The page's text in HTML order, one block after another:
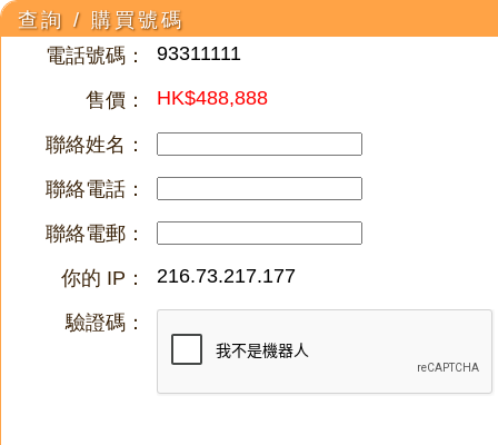
查詢 / 購買號碼
電話號碼：
93311111
售價： HK$488,888
聯絡姓名：
聯絡電話：
聯絡電郵：
你的 IP：
216.73.217.177
驗證碼：